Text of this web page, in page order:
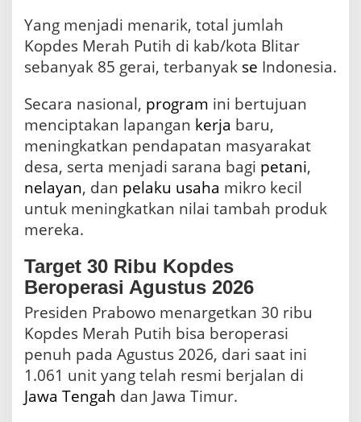
Yang menjadi menarik, total jumlah
Kopdes Merah Putih di kab/kota Blitar
sebanyak 85 gerai, terbanyak se Indonesia.
Secara nasional, program ini bertujuan
menciptakan lapangan kerja baru,
meningkatkan pendapatan masyarakat
desa, serta menjadi sarana bagi petani,
nelayan, dan pelaku usaha mikro kecil
untuk meningkatkan nilai tambah produk
mereka.
Target 30 Ribu Kopdes
Beroperasi Agustus 2026
Presiden Prabowo menargetkan 30 ribu
Kopdes Merah Putih bisa beroperasi
penuh pada Agustus 2026, dari saat ini
1.061 unit yang telah resmi berjalan di
Jawa Tengah dan Jawa Timur.